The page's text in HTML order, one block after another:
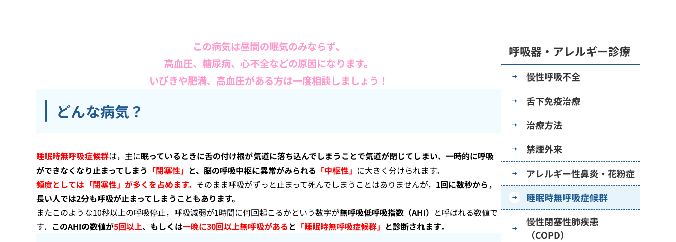
この病気は昼間の眠気のみならず、
高血圧、糖尿病、心不全などの原因になります。
いびきや肥満、高血圧がある方は一度相談しましょう！
どんな病気？
睡眠時無呼吸症候群は，主に眠っているときに舌の付け根が気道に落ち込んでしまうことで気道が閉じてしまい、一時的に呼吸
ができなくなり止まってしまう 「閉塞性」 と、脳の呼吸中枢に異常がみられる 「中枢性」 に大きく分けられます。
頻度としては「閉塞性」が多くを占めます。 そのまま呼吸がずっと止まって死んでしまうことはありませんが， 1回に数秒から，
長い人では2分も呼吸が止まってしまうこともあります。
またこのような10秒以上の呼吸停止，呼吸減弱が1時間に何回起こるかという数字が無呼吸低呼吸指数（AHI） と呼ばれる数値で
す． このAHIの数値が5回以上、もしくは一晩に30回以上無呼吸があると 「睡眠時無呼吸症候群」 と診断されます．
呼吸器・アレルギー診療
慢性呼吸不全
舌下免疫治療
治療方法
禁煙外来
アレルギー性鼻炎・花粉症
睡眠時無呼吸症候群
慢性閉塞性肺疾患
（COPD）